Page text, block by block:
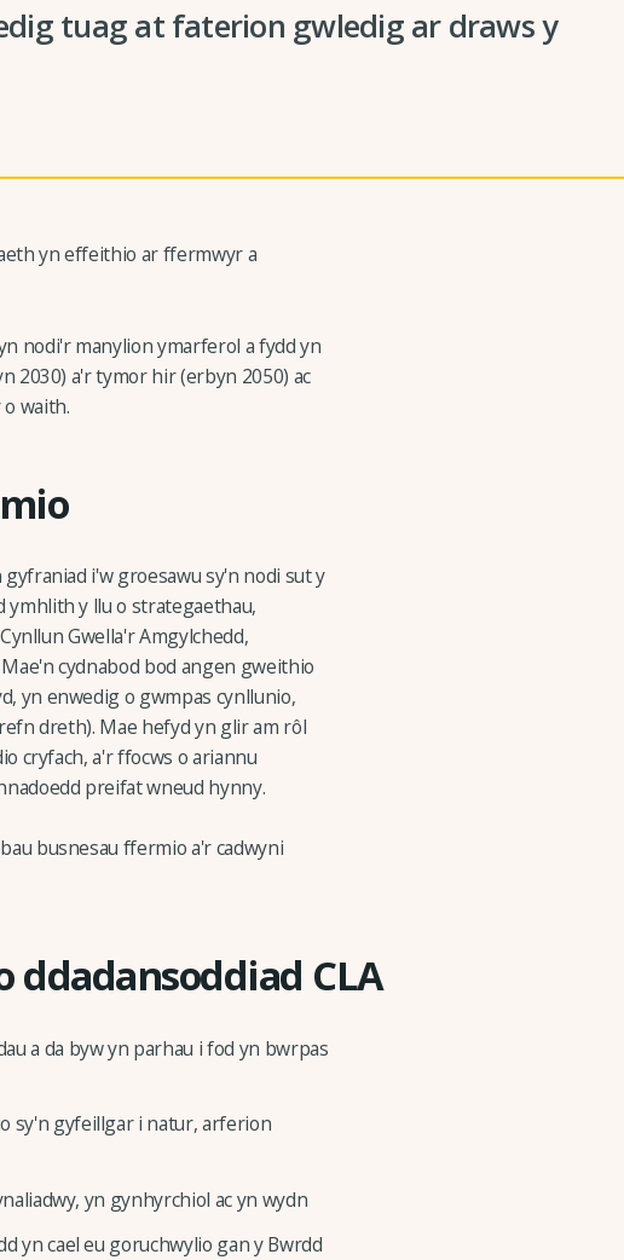
tuag at faterion gwledig ar draws y
yn effeithio ar ffermwyr a
nodi'r manylion ymarferol a fydd yn
2030) a'r tymor hir (erbyn 2050) ac
waith.
i'w groesawu sy'n nodi sut y
ymhlith y llu o strategaethau,
Gwella'r Amgylchedd,
cydnabod bod angen gweithio
yn enwedig o gwmpas cynllunio,
dreth). Mae hefyd yn glir am rôl
cryfach, a'r ffocws o ariannu
preifat wneud hynny.
busnesau ffermio a'r cadwyni
CLA
a da byw yn parhau i fod yn bwrpas
sy'n gyfeillgar i natur, arferion
yn gynhyrchiol ac yn wydn
yn cael eu goruchwylio gan y Bwrdd